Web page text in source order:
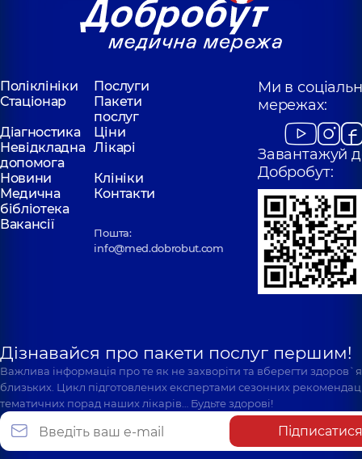
Поліклініки
Послуги
Стаціонар
Пакети
послуг
Діагностика
Ціни
Невідкладна
допомога
Лікарі
Новини
Клініки
Медична
бібліотека
Контакти
Вакансії
Пошта:
info@med.dobrobut.com
Ми в
мережах:
Завантажуй
Добробут:
Дізнавайся про пакети послуг першим!
Важлива інформація про те як не захворіти та вберегти
близьких. Цикл підготовлених експертами сезонних
тематичних порад наших лікарів… Будьте здорові!
Підписатися